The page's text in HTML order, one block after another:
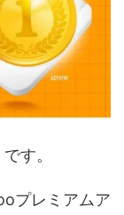
です。
プレミアムア